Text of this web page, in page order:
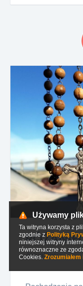
Aktualności
Używamy
Ta witryna korzysta z
zgodnie z Polityką
niniejszej witryny
równoznaczne ze
Cookies.